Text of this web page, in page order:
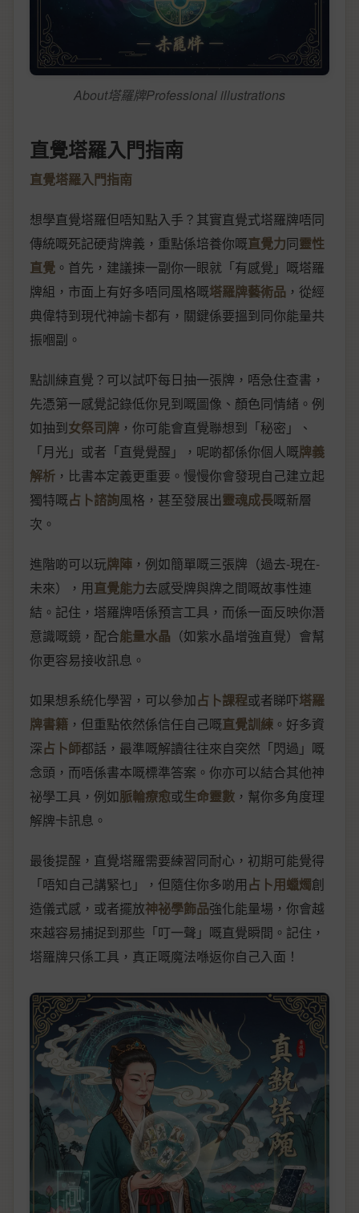
About塔羅牌Professional illustrations
直覺塔羅入門指南
直覺塔羅入門指南
想學直覺塔羅但唔知點入手？其實直覺式塔羅牌唔同
傳統嘅死記硬背牌義，重點係培養你嘅直覺力同靈性
直覺 。首先，建議揀一副你一眼就「有感覺」嘅塔羅
牌組，市面上有好多唔同風格嘅塔羅牌藝術品 ，從經
典偉特到現代神諭卡都有，關鍵係要搵到同你能量共
振嗰副。
點訓練直覺？可以試吓每日抽一張牌，唔急住查書，
先憑第一感覺記錄低你見到嘅圖像、顏色同情緒。例
如抽到女祭司牌 ，你可能會直覺聯想到「秘密」、
「月光」或者「直覺覺醒」，呢啲都係你個人嘅牌義
解析 ，比書本定義更重要。慢慢你會發現自己建立起
獨特嘅占卜諮詢風格，甚至發展出靈魂成長嘅新層
次。
進階啲可以玩牌陣 ，例如簡單嘅三張牌（過去-現在-
未來），用直覺能力去感受牌與牌之間嘅故事性連
結。記住，塔羅牌唔係預言工具，而係一面反映你潛
意識嘅鏡，配合能量水晶 （如紫水晶增強直覺）會幫
你更容易接收訊息。
如果想系統化學習，可以參加占卜課程或者睇吓塔羅
牌書籍 ，但重點依然係信任自己嘅直覺訓練 。好多資
深占卜師都話，最準嘅解讀往往來自突然「閃過」嘅
念頭，而唔係書本嘅標準答案。你亦可以結合其他神
祕學工具，例如脈輪療愈或生命靈數 ，幫你多角度理
解牌卡訊息。
最後提醒，直覺塔羅需要練習同耐心，初期可能覺得
「唔知自己講緊乜」，但隨住你多啲用占卜用蠟燭創
造儀式感，或者擺放神祕學飾品強化能量場，你會越
來越容易捕捉到那些「叮一聲」嘅直覺瞬間。記住，
塔羅牌只係工具，真正嘅魔法喺返你自己入面！